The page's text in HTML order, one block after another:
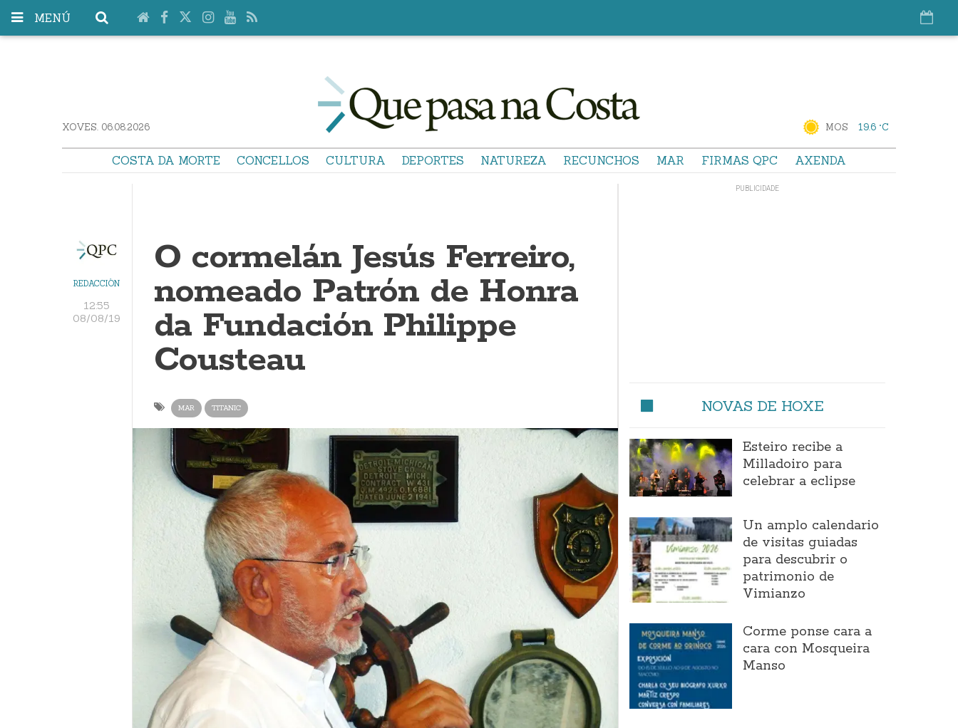
MENÚ
XOVES. 06.08.2026 MOS 19.6 °C
COSTA DA MORTE CONCELLOS CULTURA DEPORTES NATUREZA RECUNCHOS MAR FIRMAS QPC AXENDA
REDACCIÓN
12:55
08/08/19
O cormelán Jesús Ferreiro,
nomeado Patrón de Honra
da Fundación Philippe
Cousteau
MAR TITANIC NOVAS DE HOXE
Esteiro recibe a
Milladoiro para
celebrar a eclipse
Un amplo calendario
de visitas guiadas
para descubrir o
patrimonio de
Vimianzo
Corme ponse cara a
cara con Mosqueira
Manso